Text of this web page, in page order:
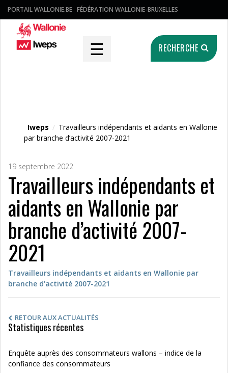
PORTAIL WALLONIE.BE FÉDÉRATION WALLONIE-BRUXELLES
☰ RECHERCHE
Iweps / Travailleurs indépendants et aidants en Wallonie
par branche d’activité 2007-2021
19 septembre 2022
Travailleurs indépendants et
aidants en Wallonie par
branche d’activité 2007-
2021
Travailleurs indépendants et aidants en Wallonie par
branche d'activité 2007-2021
RETOUR AUX ACTUALITÉS
Statistiques récentes
Enquête auprès des consommateurs wallons – indice de la
confiance des consommateurs